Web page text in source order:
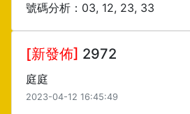
號碼分析：03, 12, 23, 33
[新發佈] 2972
庭庭
2023-04-12 16:45:49